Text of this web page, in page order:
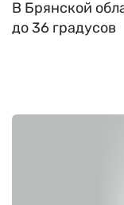
В Брянской
до 36 градусов